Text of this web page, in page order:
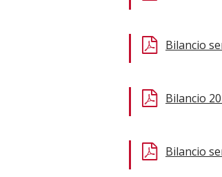
Bilancio
Bilancio
Bilancio